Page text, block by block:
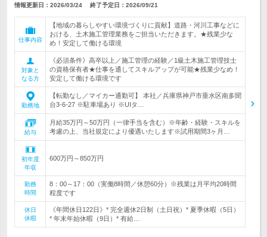
情報更新日：2026/03/24 終了予定日： 2026/09/21
仕事内容
【地域の暮らしやすい環境づくりに貢献】道路・河川工事などに
おける、土木施工管理業務をご担当いただきます。★残業少な
め！安定して働ける環境
対象と
なる方
《必須条件》高卒以上／施工管理の経験／1級土木施工管理技士
の資格保有者★仕事を通してスキルアップが可能★残業少なめ！
安定して働ける環境です
勤務地
【転勤なし／マイカー通勤可】 本社／兵庫県神戸市垂水区南多聞
台3-6-27 ※駐車場あり ※UIタ…
給与
月給35万円～50万円（一律手当を含む）※年齢・経験・スキルを
考慮の上、当社規定により優遇いたします※試用期間3ヶ月…
初年度
年収
600万円～850万円
勤務
時間
8：00～17：00（実働8時間／休憩60分）※残業は月平均20時間
程度です
休日
休暇
《年間休日122日》* 完全週休2日制（土日祝）* 夏季休暇（5日）
* 年末年始休暇（9日）* 有給…